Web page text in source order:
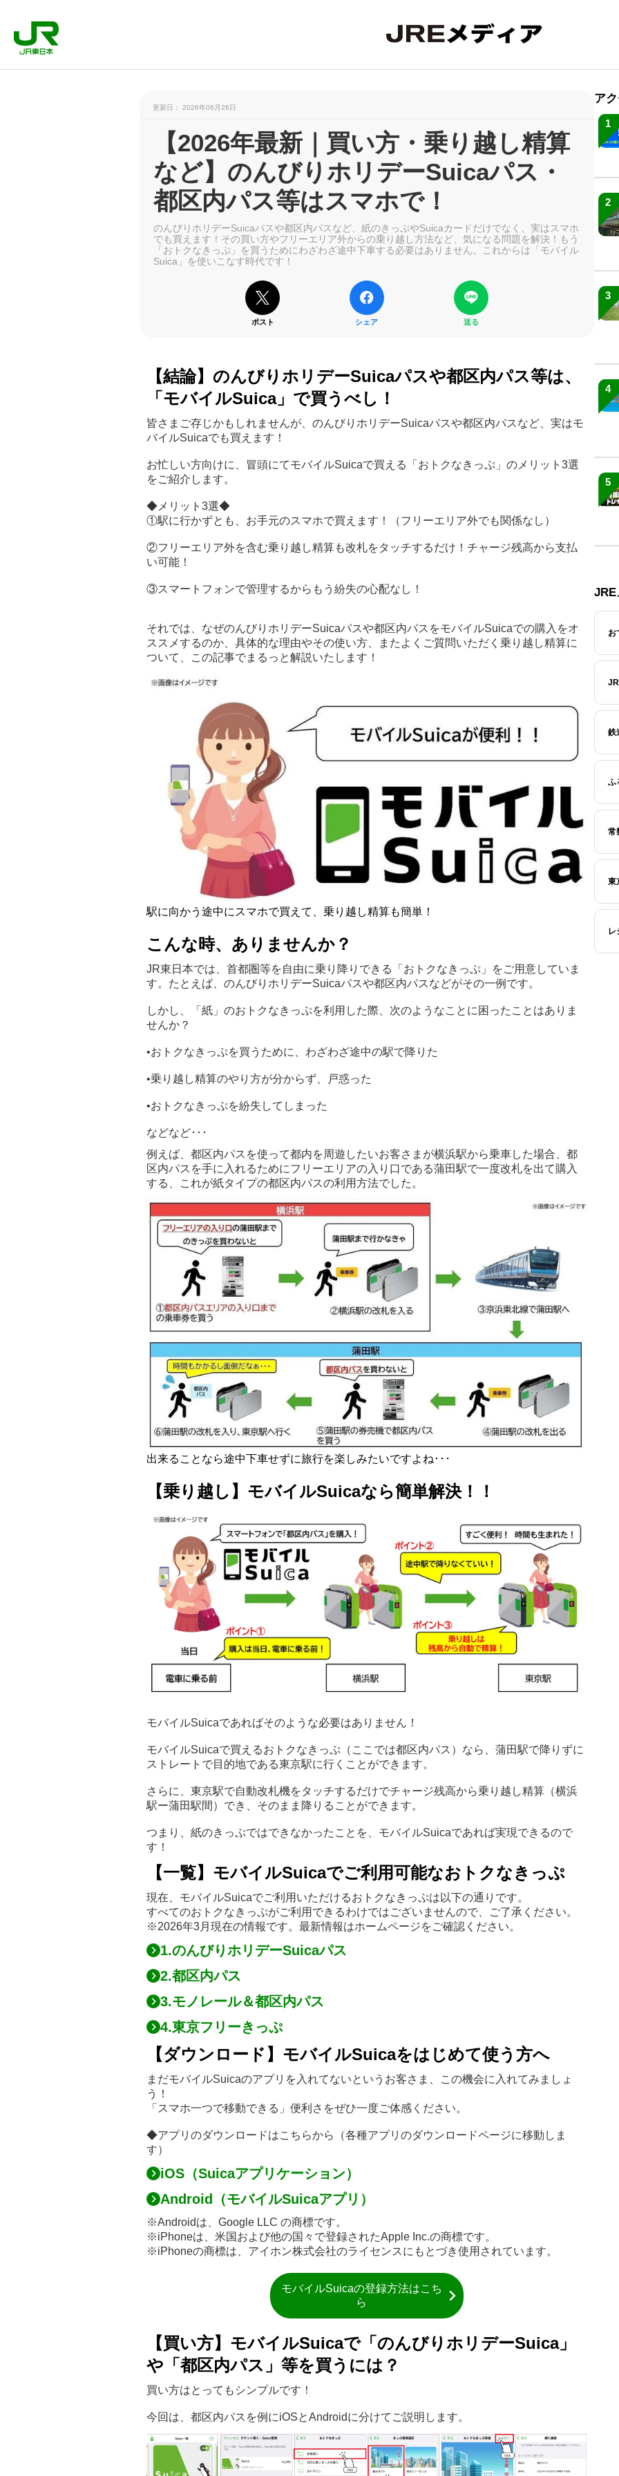
更新日： 2026年06月26日
【2026年最新｜買い方・乗り越し精算
など】のんびりホリデーSuicaパス・
都区内パス等はスマホで！
のんびりホリデーSuicaパスや都区内パスなど、紙のきっぷやSuicaカードだけでなく、実はスマホ
でも買えます！その買い方やフリーエリア外からの乗り越し方法など、気になる問題を解決！もう
「おトクなきっぷ」を買うためにわざわざ途中下車する必要はありません。これからは「モバイル
Suica」を使いこなす時代です！
ポスト シェア 送る
【結論】のんびりホリデーSuicaパスや都区内パス等は、
「モバイルSuica」で買うべし！
皆さまご存じかもしれませんが、のんびりホリデーSuicaパスや都区内パスなど、実はモ
バイルSuicaでも買えます！
お忙しい方向けに、冒頭にてモバイルSuicaで買える「おトクなきっぷ」のメリット3選
をご紹介します。
◆メリット3選◆
①駅に行かずとも、お手元のスマホで買えます！（フリーエリア外でも関係なし）
②フリーエリア外を含む乗り越し精算も改札をタッチするだけ！チャージ残高から支払
い可能！
③スマートフォンで管理するからもう紛失の心配なし！
それでは、なぜのんびりホリデーSuicaパスや都区内パスをモバイルSuicaでの購入をオ
ススメするのか、具体的な理由やその使い方、またよくご質問いただく乗り越し精算に
ついて、この記事でまるっと解説いたします！
駅に向かう途中にスマホで買えて、乗り越し精算も簡単！
こんな時、ありませんか？
JR東日本では、首都圏等を自由に乗り降りできる「おトクなきっぷ」をご用意していま
す。たとえば、のんびりホリデーSuicaパスや都区内パスなどがその一例です。
しかし、「紙」のおトクなきっぷを利用した際、次のようなことに困ったことはありま
せんか？
•おトクなきっぷを買うために、わざわざ途中の駅で降りた
•乗り越し精算のやり方が分からず、戸惑った
•おトクなきっぷを紛失してしまった
などなど･･･
例えば、都区内パスを使って都内を周遊したいお客さまが横浜駅から乗車した場合、都
区内パスを手に入れるためにフリーエリアの入り口である蒲田駅で一度改札を出て購入
する、これが紙タイプの都区内パスの利用方法でした。
出来ることなら途中下車せずに旅行を楽しみたいですよね･･･
【乗り越し】モバイルSuicaなら簡単解決！！
モバイルSuicaであればそのような必要はありません！
モバイルSuicaで買えるおトクなきっぷ（ここでは都区内パス）なら、蒲田駅で降りずに
ストレートで目的地である東京駅に行くことができます。
さらに、東京駅で自動改札機をタッチするだけでチャージ残高から乗り越し精算（横浜
駅ー蒲田駅間）でき、そのまま降りることができます。
つまり、紙のきっぷではできなかったことを、モバイルSuicaであれば実現できるので
す！
【一覧】モバイルSuicaでご利用可能なおトクなきっぷ
現在、モバイルSuicaでご利用いただけるおトクなきっぷは以下の通りです。
すべてのおトクなきっぷがご利用できるわけではございませんので、ご了承ください。
※2026年3月現在の情報です。最新情報はホームページをご確認ください。
1.のんびりホリデーSuicaパス
2.都区内パス
3.モノレール＆都区内パス
4.東京フリーきっぷ
【ダウンロード】モバイルSuicaをはじめて使う方へ
まだモバイルSuicaのアプリを入れてないというお客さま、この機会に入れてみましょ
う！
「スマホ一つで移動できる」便利さをぜひ一度ご体感ください。
◆アプリのダウンロードはこちらから（各種アプリのダウンロードページに移動しま
す）
iOS（Suicaアプリケーション）
Android（モバイルSuicaアプリ）
※Androidは、Google LLC の商標です。
※iPhoneは、米国および他の国々で登録されたApple Inc.の商標です。
※iPhoneの商標は、アイホン株式会社のライセンスにもとづき使用されています。
モバイルSuicaの登録方法はこち
ら
【買い方】モバイルSuicaで「のんびりホリデーSuica」
や「都区内パス」等を買うには？
買い方はとってもシンプルです！
今回は、都区内パスを例にiOSとAndroidに分けてご説明します。
ア
1
2
3
4
5
JRE
お
鉄
ふ
常
東
レ